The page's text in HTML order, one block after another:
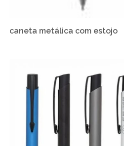
caneta metálica com estojo